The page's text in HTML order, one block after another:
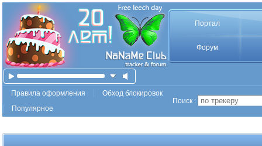
Портал
Форум
Правила оформления
Обход блокировок
Популярное
Поиск :